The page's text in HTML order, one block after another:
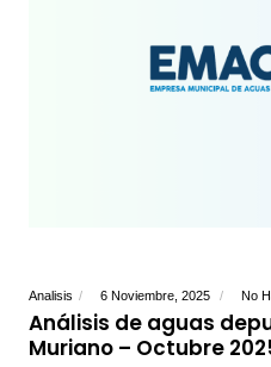
Analisis 6 Noviembre, 2025 No
Análisis de aguas
Muriano – Octubre